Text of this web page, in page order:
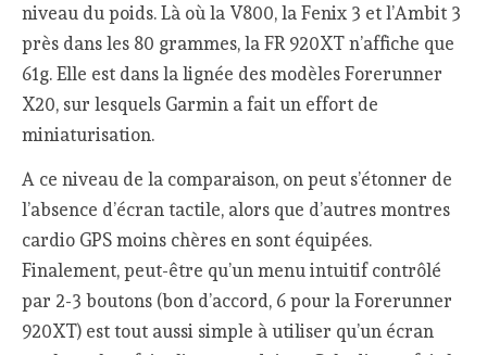
niveau du poids. Là où la V800, la Fenix 3 et l’Ambit 3
près dans les 80 grammes, la FR 920XT n’affiche que
61g. Elle est dans la lignée des modèles Forerunner
X20, sur lesquels Garmin a fait un effort de
miniaturisation.
A ce niveau de la comparaison, on peut s’étonner de
l’absence d’écran tactile, alors que d’autres montres
cardio GPS moins chères en sont équipées.
Finalement, peut-être qu’un menu intuitif contrôlé
par 2-3 boutons (bon d’accord, 6 pour la Forerunner
920XT) est tout aussi simple à utiliser qu’un écran